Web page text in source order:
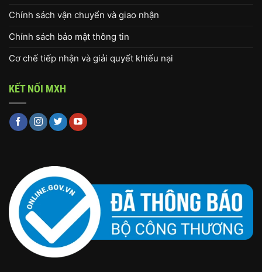
Chính sách vận chuyển và giao nhận
Chính sách bảo mật thông tin
Cơ chế tiếp nhận và giải quyết khiếu nại
KẾT NỐI MXH